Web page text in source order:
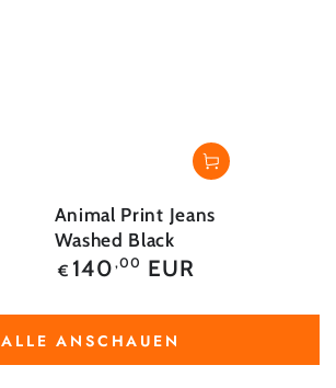
Animal Print Jeans
Washed Black
Regulärer
Preis
€ 140 ,00 EUR
ALLE ANSCHAUEN